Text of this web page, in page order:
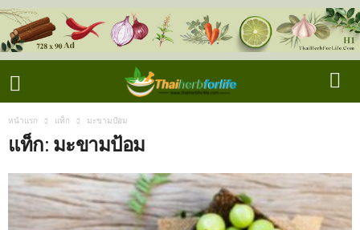
หน้าแรก แท็ก มะขามป้อม
แท็ก: มะขามป้อม